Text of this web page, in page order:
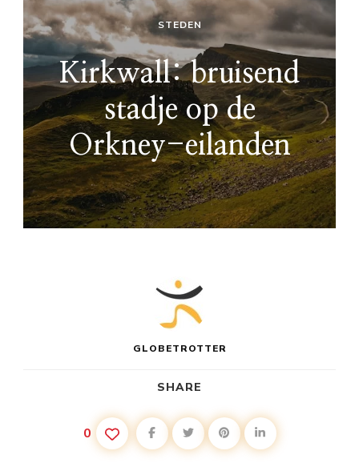
STEDEN
Kirkwall: bruisend
stadje op de
Orkney-eilanden
GLOBETROTTER
SHARE
0